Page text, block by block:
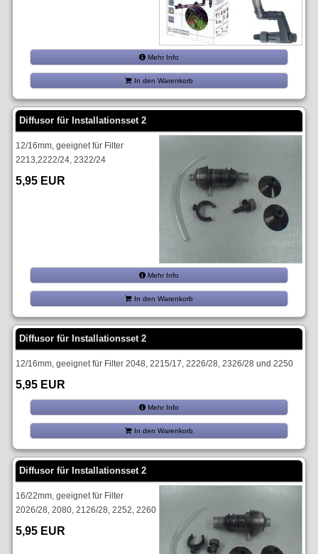
Mehr Info
In den Warenkorb
Diffusor für Installationsset 2
12/16mm, geeignet für Filter
2213,2222/24, 2322/24
5,95 EUR
Mehr Info
In den Warenkorb
Diffusor für Installationsset 2
12/16mm, geeignet für Filter 2048, 2215/17, 2226/28, 2326/28 und 2250
5,95 EUR
Mehr Info
In den Warenkorb
Diffusor für Installationsset 2
16/22mm, geeignet für Filter
2026/28, 2080, 2126/28, 2252, 2260
5,95 EUR